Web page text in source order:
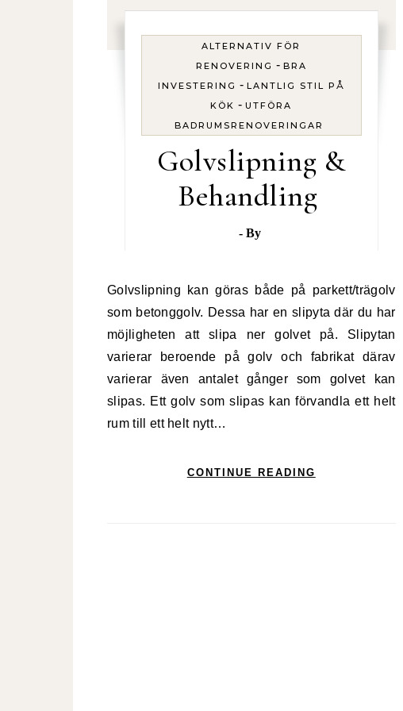
ALTERNATIV FÖR
RENOVERING - BRA
INVESTERING - LANTLIG STIL PÅ
KÖK -UTFÖRA
BADRUMSRENOVERINGAR
Golvslipning &
Behandling
- By
Golvslipning kan göras både på parkett/trägolv
som betonggolv. Dessa har en slipyta där du har
möjligheten att slipa ner golvet på. Slipytan
varierar beroende på golv och fabrikat därav
varierar även antalet gånger som golvet kan
slipas. Ett golv som slipas kan förvandla ett helt
rum till ett helt nytt…
CONTINUE READING